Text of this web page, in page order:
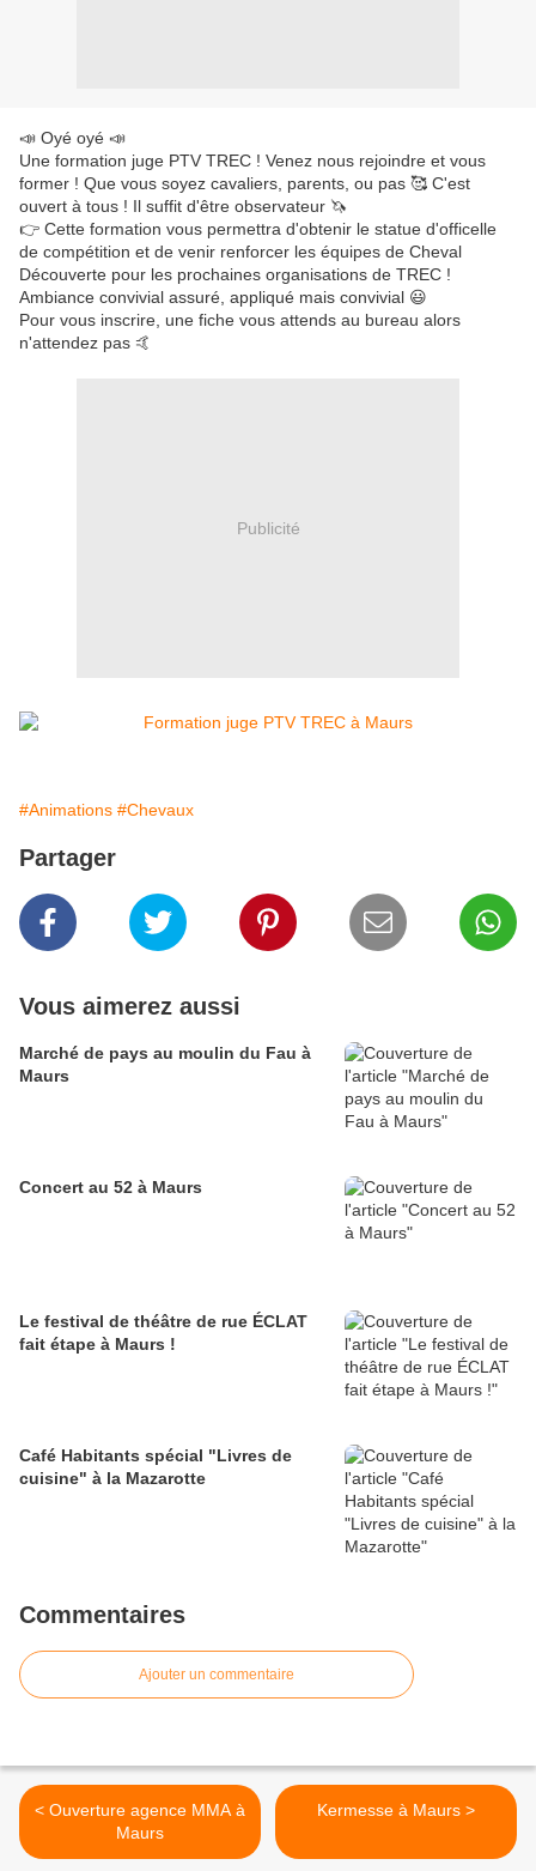
📣 Oyé oyé 📣
Une formation juge PTV TREC ! Venez nous rejoindre et vous
former ! Que vous soyez cavaliers, parents, ou pas 🥰 C'est
ouvert à tous ! Il suffit d'être observateur 🦄
👉 Cette formation vous permettra d'obtenir le statue d'officelle
de compétition et de venir renforcer les équipes de Cheval
Découverte pour les prochaines organisations de TREC !
Ambiance convivial assuré, appliqué mais convivial 😃
Pour vous inscrire, une fiche vous attends au bureau alors
n'attendez pas 🤙
Publicité
#Animations #Chevaux
Partager
Vous aimerez aussi
Marché de pays au moulin du Fau à
Maurs
Concert au 52 à Maurs
Le festival de théâtre de rue ÉCLAT
fait étape à Maurs !
Café Habitants spécial "Livres de
cuisine" à la Mazarotte
Commentaires
Ajouter un commentaire
< Ouverture agence MMA à
Maurs
Kermesse à Maurs >